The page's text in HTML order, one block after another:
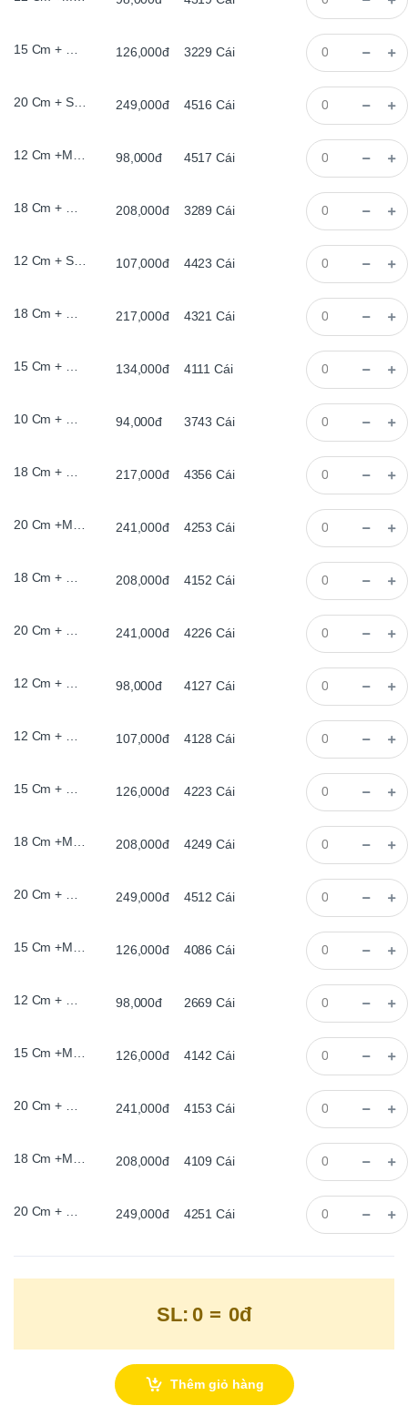
15 Cm + Đế Gỗ, Bằng, 2 met led 126,000đ 3229 Cái
20 Cm + Sơn Trắng 2 met led 249,000đ 4516 Cái
12 Cm +Màu Cổ, Bằng, 2 met led 98,000đ 4517 Cái
18 Cm + Đế Gỗ, Bằng, 2 met led 208,000đ 3289 Cái
12 Cm + Sơn Trắng 2 met led 107,000đ 4423 Cái
18 Cm + Màu Khói, Có Chân 2 met led 217,000đ 4321 Cái
15 Cm + Màu Khói, Có Chân 2 met led 134,000đ 4111 Cái
10 Cm + Đế Gỗ, Bằng, 2 met led 94,000đ 3743 Cái
18 Cm + Màu Khói, Bằng, 2 met led 217,000đ 4356 Cái
20 Cm +Màu Cổ, Có Chân 2 met led 241,000đ 4253 Cái
18 Cm + Màu Gỗ, Có Chân 2 met led 208,000đ 4152 Cái
20 Cm + Đế Gỗ, Bằng, 2 met led 241,000đ 4226 Cái
12 Cm + Màu Gỗ, Có Chân 2 met led 98,000đ 4127 Cái
12 Cm + Màu Khói, Có Chân 2 met led 107,000đ 4128 Cái
15 Cm + Màu Gỗ, Có Chân 2 met led 126,000đ 4223 Cái
18 Cm +Màu Cổ, Bằng, 2 met led 208,000đ 4249 Cái
20 Cm + Màu Khói, Bằng, 2 met led 249,000đ 4512 Cái
15 Cm +Màu Cổ, Bằng, 2 met led 126,000đ 4086 Cái
12 Cm + Đế Gỗ, Bằng, 2 met led 98,000đ 2669 Cái
15 Cm +Màu Cổ, Có Chân 2 met led 126,000đ 4142 Cái
20 Cm + Màu Gỗ, Có Chân 2 met led 241,000đ 4153 Cái
18 Cm +Màu Cổ, Có Chân 2 met led 208,000đ 4109 Cái
20 Cm + Màu Khói, Có Chân 2 met led 249,000đ 4251 Cái
SL: 0 = 0đ
Thêm giỏ hàng